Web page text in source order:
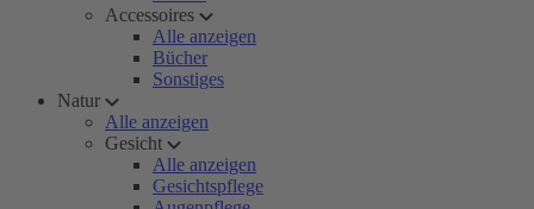
Accessoires
Alle anzeigen
Bücher
Sonstiges
Natur
Alle anzeigen
Gesicht
Alle anzeigen
Gesichtspflege